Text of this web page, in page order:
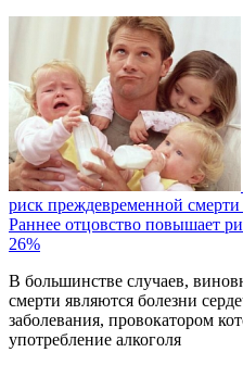
риск преждевременной смерти
Раннее отцовство повышает
26%
В большинстве случаев,
смерти являются болезни
заболевания, провокатором
употребление алкоголя